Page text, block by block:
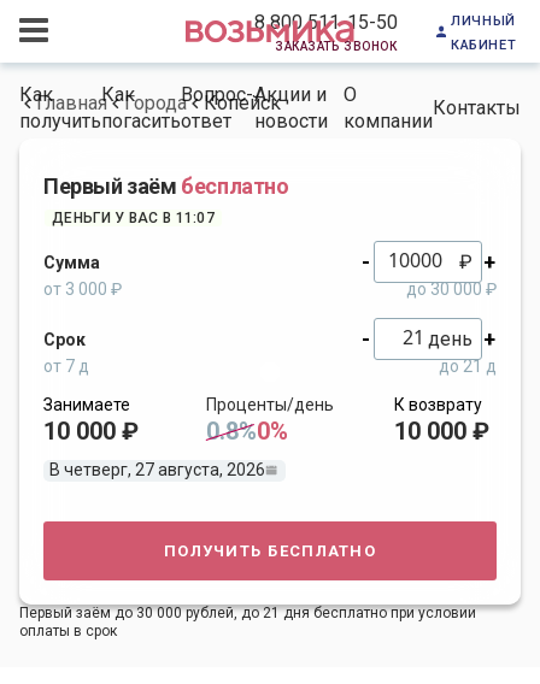
8 800 511-15-50
заказать звонок
личный
кабинет
Как
получить
Как
погасить
Вопрос-
ответ
Акции и
новости
О
компании
Контакты
Главная Города Копейск
Первый заём бесплатно
ДЕНЬГИ У ВАС В 11:07
Сумма - ₽ +
от 3 000 ₽ до 30 000 ₽
Срок - день +
от 7 д
до 21 д
Занимаете
10 000 ₽
Проценты/день
0.8%0%
К возврату
10 000 ₽
В четверг, 27 августа, 2026
получить бесплатно
Первый заём до 30 000 рублей, до 21 дня бесплатно при условии
оплаты в срок